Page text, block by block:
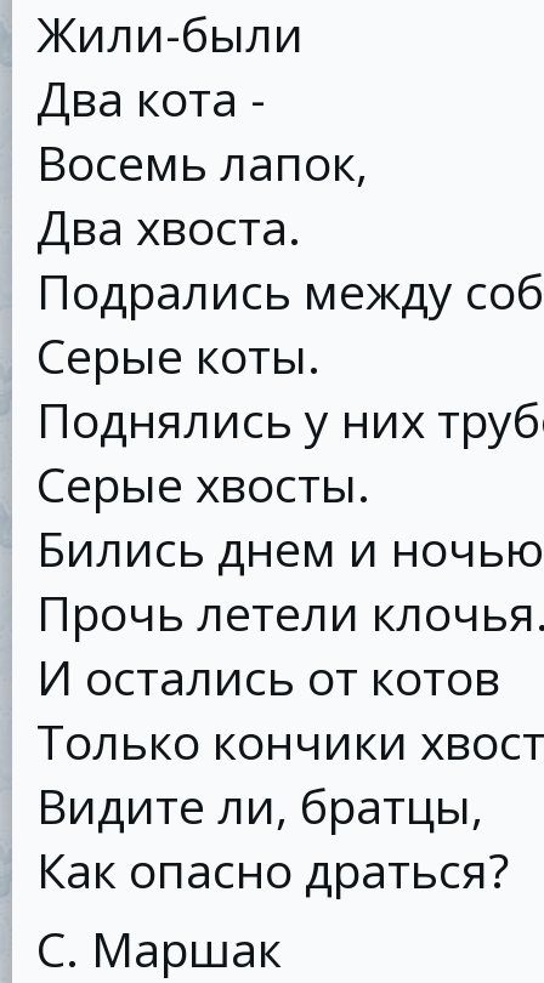
Жили-были
Два кота -
Восемь лапок,
Два хвоста.
Подрались между
Серые коты.
Поднялись у них
Серые хвосты.
Бились днем и ночью
Прочь летели
И остались от котов
Только кончики
Видите ли, братцы,
Как опасно драться?
С. Маршак